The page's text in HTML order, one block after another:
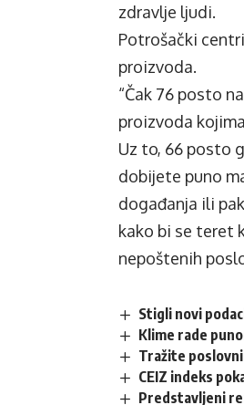
zdravlje ljudi.
Potrošački
proizvoda.
“Čak 76 posto
proizvoda
Uz to, 66 posto
dobijete puno
događanja ili
kako bi se teret
nepoštenih
Stigli novi
Klime rade
Tražite
CEIZ indeks
Predstavljeni